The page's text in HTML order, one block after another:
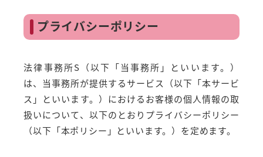
プライバシーポリシー
法律事務所S（以下「当事務所」といいます。）
は、当事務所が提供するサービス（以下「本サービ
ス」といいます。）におけるお客様の個人情報の取
扱いについて、以下のとおりプライバシーポリシー
（以下「本ポリシー」といいます。）を定めます。